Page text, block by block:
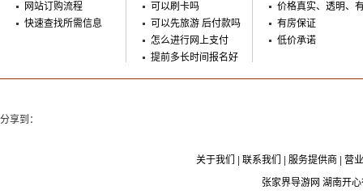
网站订购流程
快速查找所需信息
可以刷卡吗
可以先旅游 后付款吗
怎么进行网上支付
提前多长时间报名好
价格真实、透明、
有房保证
低价承诺
分享到：
关于我们 联系我们 服务提供商
营
张家界导游网 湖南开